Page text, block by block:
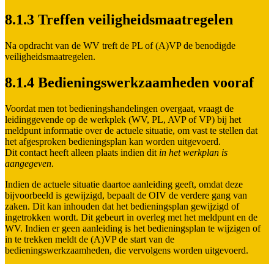
8.1.3 Treffen veiligheidsmaatregelen
Na opdracht van de WV treft de PL of (A)VP de benodigde
veiligheidsmaatregelen.
8.1.4 Bedieningswerkzaamheden vooraf
Voordat men tot bedieningshandelingen overgaat, vraagt de
leidinggevende op de werkplek (WV, PL, AVP of VP) bij het
meldpunt informatie over de actuele situatie, om vast te stellen dat
het afgesproken bedieningsplan kan worden uitgevoerd.
Dit contact heeft alleen plaats indien dit in het werkplan is
aangegeven.
Indien de actuele situatie daartoe aanleiding geeft, omdat deze
bijvoorbeeld is gewijzigd, bepaalt de OIV de verdere gang van
zaken. Dit kan inhouden dat het bedieningsplan gewijzigd of
ingetrokken wordt. Dit gebeurt in overleg met het meldpunt en de
WV. Indien er geen aanleiding is het bedieningsplan te wijzigen of
in te trekken meldt de (A)VP de start van de
bedieningswerkzaamheden, die vervolgens worden uitgevoerd.